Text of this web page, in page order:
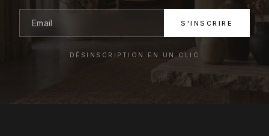
S'INSCRIRE
DÉSINSCRIPTION EN UN CLIC